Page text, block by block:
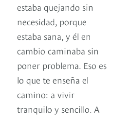
estaba quejando sin
necesidad, porque
estaba sana, y él en
cambio caminaba sin
poner problema. Eso es
lo que te enseña el
camino: a vivir
tranquilo y sencillo. A